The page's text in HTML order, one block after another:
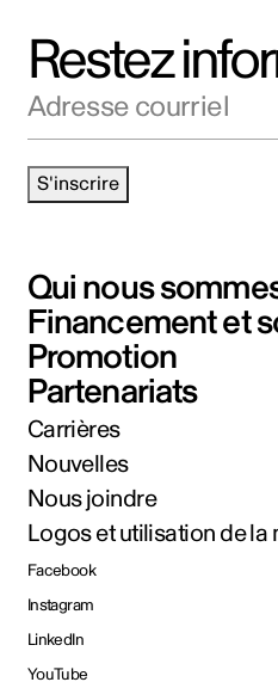
Restez
S'inscrire
Qui nous
Financement et
Promotion
Partenariats
Carrières
Nouvelles
Nous joindre
Logos et utilisation de la
Facebook
Instagram
LinkedIn
YouTube